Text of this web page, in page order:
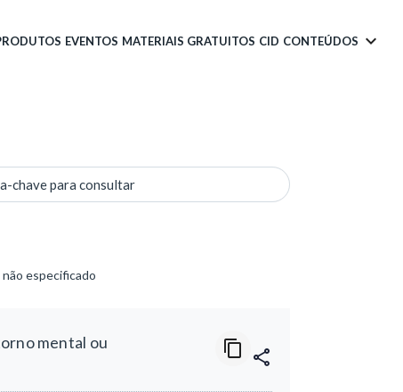
EVENTOS MATERIAIS GRATUITOS CID CONTEÚDOS
chave para consultar
especificado
mental ou